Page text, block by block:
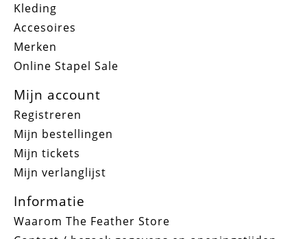
Kleding
Accesoires
Merken
Online Stapel Sale
Mijn account
Registreren
Mijn bestellingen
Mijn tickets
Mijn verlanglijst
Informatie
Waarom The Feather Store